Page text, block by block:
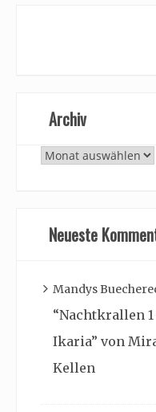
Archiv
Archiv
Neueste
Mandys
“Nachtkrallen
Ikaria” von
Kellen